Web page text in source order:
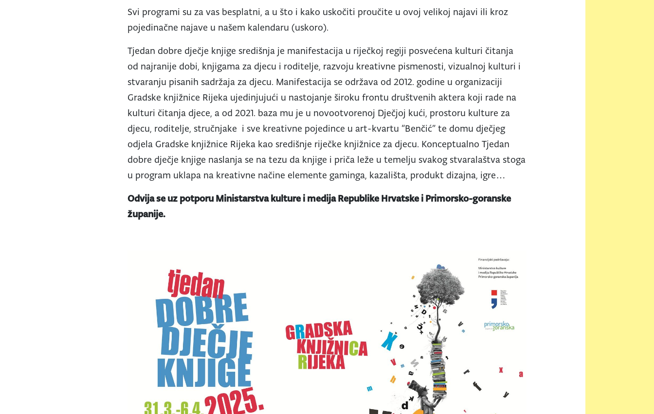
Svi programi su za vas besplatni, a u što i kako uskočiti proučite u ovoj velikoj najavi ili kroz
pojedinačne najave u našem kalendaru (uskoro).
Tjedan dobre dječje knjige središnja je manifestacija u riječkoj regiji posvećena kulturi čitanja
od najranije dobi, knjigama za djecu i roditelje, razvoju kreativne pismenosti, vizualnoj kulturi i
stvaranju pisanih sadržaja za djecu. Manifestacija se održava od 2012. godine u organizaciji
Gradske knjižnice Rijeka ujedinjujući u nastojanje široku frontu društvenih aktera koji rade na
kulturi čitanja djece, a od 2021. baza mu je u novootvorenoj Dječjoj kući, prostoru kulture za
djecu, roditelje, stručnjake i sve kreativne pojedince u art-kvartu “Benčić” te domu dječjeg
odjela Gradske knjižnice Rijeka kao središnje riječke knjižnice za djecu. Konceptualno Tjedan
dobre dječje knjige naslanja se na tezu da knjige i priča leže u temelju svakog stvaralaštva stoga
u program uklapa na kreativne načine elemente gaminga, kazališta, produkt dizajna, igre…
Odvija se uz potporu Ministarstva kulture i medija Republike Hrvatske i Primorsko-goranske
županije.